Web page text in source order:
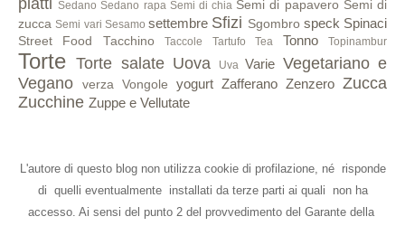
piatti Sedano Sedano rapa Semi di chia Semi di papavero Semi di
zucca Semi vari Sesamo settembre Sfizi Sgombro speck Spinaci
Street Food Tacchino Taccole Tartufo Tea Tonno Topinambur
Torte Torte salate Uova Uva Varie Vegetariano e
Vegano
verza Vongole yogurt Zafferano Zenzero Zucca
Zucchine Zuppe e Vellutate
L'autore di questo blog non utilizza cookie di profilazione, né risponde
di quelli eventualmente installati da terze parti ai quali non ha
accesso. Ai sensi del punto 2 del provvedimento del Garante della